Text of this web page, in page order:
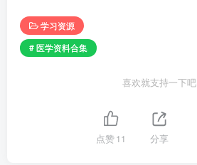
学习资源
# 医学资料合集
喜欢就支持一下吧
点赞11 分享